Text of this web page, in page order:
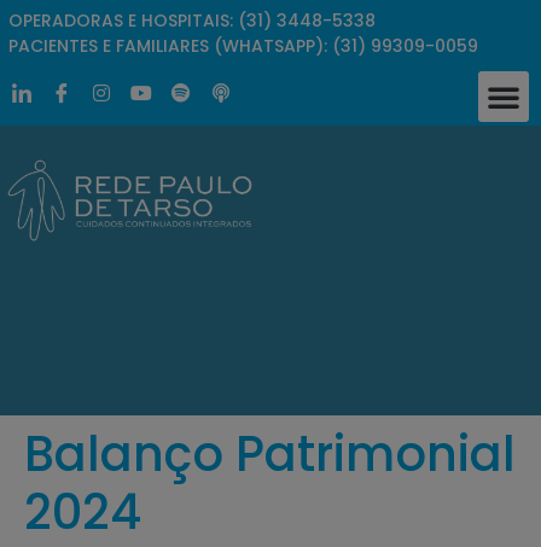
OPERADORAS E HOSPITAIS: (31) 3448-5338
PACIENTES E FAMILIARES (WHATSAPP): (31) 99309-0059
Balanço Patrimonial
2024